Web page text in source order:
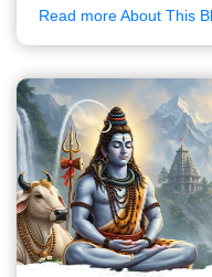
Read more About This